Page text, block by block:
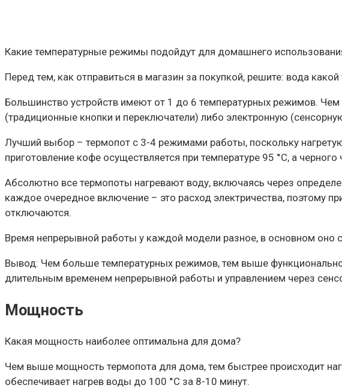
Какие температурные режимы подойдут для домашнего
Перед тем, как отправиться в магазин за покупкой, решите: вода
Большинство устройств имеют от 1 до 6 температурных режимов.
(традиционные кнопки и переключатели) либо электронную
Лучший выбор – термопот с 3-4 режимами работы, поскольку
приготовление кофе осуществляется при температуре 95 °C, а черного
Абсолютно все термопоты нагревают воду, включаясь через
каждое очередное включение – это расход электричества, поэтому
отключаются.
Время непрерывной работы у каждой модели разное, в основном оно
Вывод: Чем больше температурных режимов, тем выше
длительным временем непрерывной работы и управлением через
Мощность
Какая мощность наиболее оптимальна для дома?
Чем выше мощность термопота для дома, тем быстрее происходит
обеспечивает нагрев воды до 100 °C за 8-10 минут.